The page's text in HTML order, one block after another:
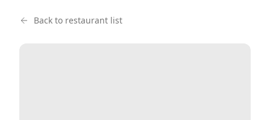
Back to restaurant list